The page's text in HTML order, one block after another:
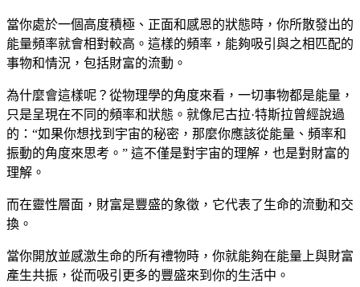
當你處於一個高度積極、正面和感恩的狀態時，你所散發出的
能量頻率就會相對較高。這樣的頻率，能夠吸引與之相匹配的
事物和情況，包括財富的流動。
為什麼會這樣呢？從物理學的角度來看，一切事物都是能量，
只是呈現在不同的頻率和狀態。就像尼古拉·特斯拉曾經說過
的：“如果你想找到宇宙的秘密，那麼你應該從能量、頻率和
振動的角度來思考。” 這不僅是對宇宙的理解，也是對財富的
理解。
而在靈性層面，財富是豐盛的象徵，它代表了生命的流動和交
換。
當你開放並感激生命的所有禮物時，你就能夠在能量上與財富
產生共振，從而吸引更多的豐盛來到你的生活中。